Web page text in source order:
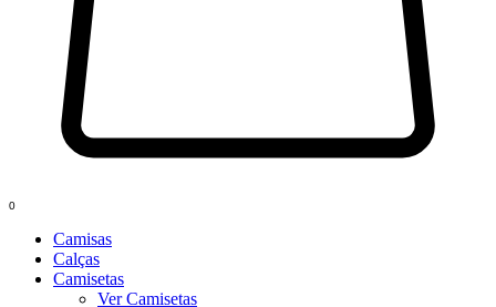
0
Camisas
Calças
Camisetas
Ver Camisetas